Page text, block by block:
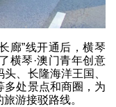
廊”线开通后，横琴
横琴·澳门青年创意
、长隆海洋王国、
多处景点和商圈，为
游接驳路线。